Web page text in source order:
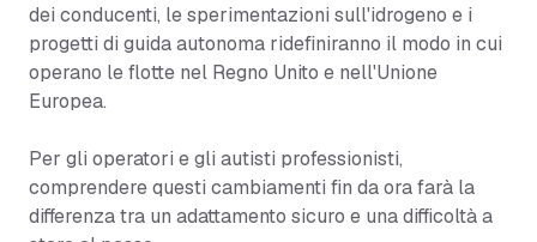
dei conducenti, le sperimentazioni sull'idrogeno e i
progetti di guida autonoma ridefiniranno il modo in cui
operano le flotte nel Regno Unito e nell'Unione
Europea.
Per gli operatori e gli autisti professionisti,
comprendere questi cambiamenti fin da ora farà la
differenza tra un adattamento sicuro e una difficoltà a